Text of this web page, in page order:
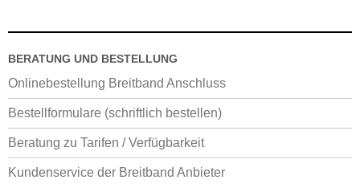
BERATUNG UND BESTELLUNG
Onlinebestellung Breitband Anschluss
Bestellformulare (schriftlich bestellen)
Beratung zu Tarifen / Verfügbarkeit
Kundenservice der Breitband Anbieter